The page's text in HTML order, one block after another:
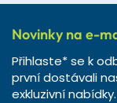
Novinky na e-
Přihlaste* se k
první dostávali
exkluzivní nabídky.